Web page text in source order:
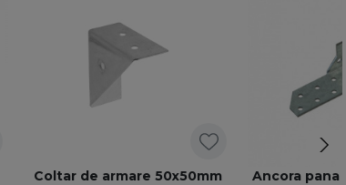
Coltar de armare 50x50mm
Ancora